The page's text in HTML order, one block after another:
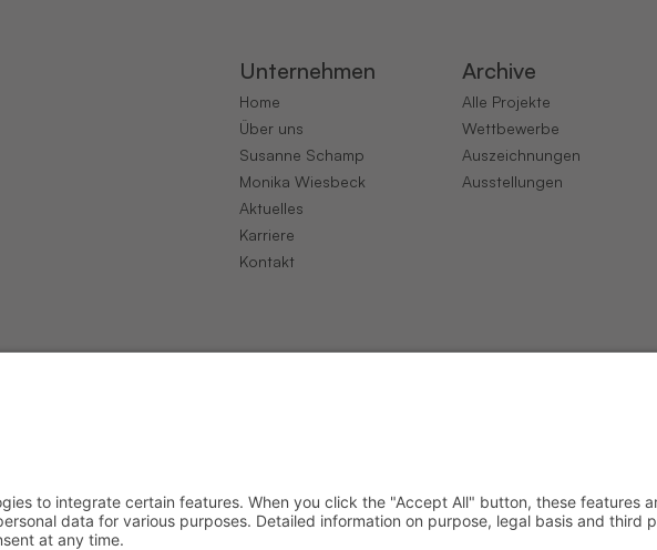
Unternehmen
Home
Über uns
Susanne Schamp
Monika Wiesbeck
Aktuelles
Karriere
Kontakt
Archive
Alle Projekte
Wettbewerbe
Auszeichnungen
Ausstellungen